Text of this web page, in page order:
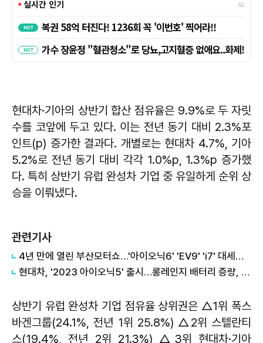
현대차·기아의 상반기 합산 점유율은 9.9%로 두 자릿
수를 코앞에 두고 있다. 이는 전년 동기 대비 2.3%포
인트(p) 증가한 결과다. 개별로는 현대차 4.7%, 기아
5.2%로 전년 동기 대비 각각 1.0%p, 1.3%p 증가했
다. 특히 상반기 유럽 완성차 기업 중 유일하게 순위 상
승을 이뤄냈다.
관련기사
​4년 만에 열린 부산모터쇼…'아이오닉6' 'EV9' 'i7' 대세는 여전히 '전동화'
현대차, '2023 아이오닉5' 출시…롱레인지 배터리 증량, 429→458km
상반기 유럽 완성차 기업 점유율 상위권은 △1위 폭스
바겐그룹(24.1%, 전년 1위 25.8%) △2위 스텔란티
스(19.4%, 전년 2위 21.3%) △3위 현대차·기아